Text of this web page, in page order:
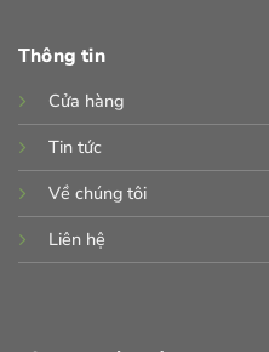
Thông tin
Cửa hàng
Tin tức
Về chúng tôi
Liên hệ